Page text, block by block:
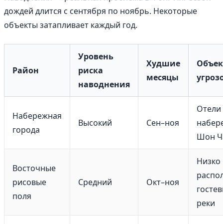
дождей длится с сентября по ноябрь. Некоторые
объекты затапливает каждый год.
Район
Уровень
риска
наводнения
Худшие
месяцы
Набережная
города
Высокий Сен–ноя
Отели
Шон
Восточные
рисовые
поля
Средний Окт–ноя
Низко
реки